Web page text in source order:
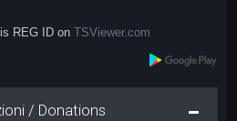
REG ID onTSViewer.com
/ Donations